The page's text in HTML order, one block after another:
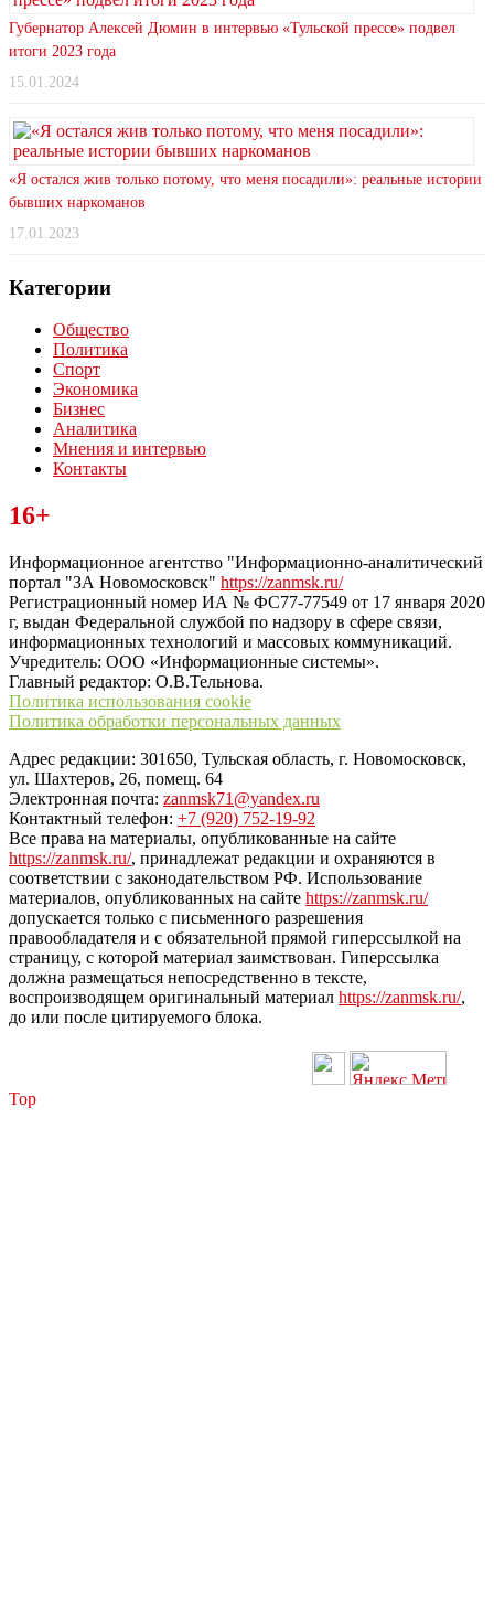
Губернатор Алексей Дюмин в интервью «Тульской прессе» подвел
итоги 2023 года
15.01.2024
«Я остался жив только потому, что меня посадили»: реальные истории
бывших наркоманов
17.01.2023
Категории
Общество
Политика
Спорт
Экономика
Бизнес
Аналитика
Мнения и интервью
Контакты
Читайте последние новости дня в Тульской области на сайте
“ЗаНовомосковск”
16+
Информационное агентство "Информационно-аналитический
портал "ЗА Новомосковск" https://zanmsk.ru/
Регистрационный номер ИА № ФС77-77549 от 17 января 2020
г, выдан Федеральной службой по надзору в сфере связи,
информационных технологий и массовых коммуникаций.
Учредитель: ООО «Информационные системы».
Главный редактор: О.В.Тельнова.
Политика использования cookie
Политика обработки персональных данных
Адрес редакции: 301650, Тульская область, г. Новомосковск,
ул. Шахтеров, 26, помещ. 64
Электронная почта: zanmsk71@yandex.ru
Контактный телефон: +7 (920) 752-19-92
Все права на материалы, опубликованные на сайте
https://zanmsk.ru/, принадлежат редакции и охраняются в
соответствии с законодательством РФ. Использование
материалов, опубликованных на сайте https://zanmsk.ru/
допускается только с письменного разрешения
правообладателя и с обязательной прямой гиперссылкой на
страницу, с которой материал заимствован. Гиперссылка
должна размещаться непосредственно в тексте,
воспроизводящем оригинальный материал https://zanmsk.ru/,
до или после цитируемого блока.
Top